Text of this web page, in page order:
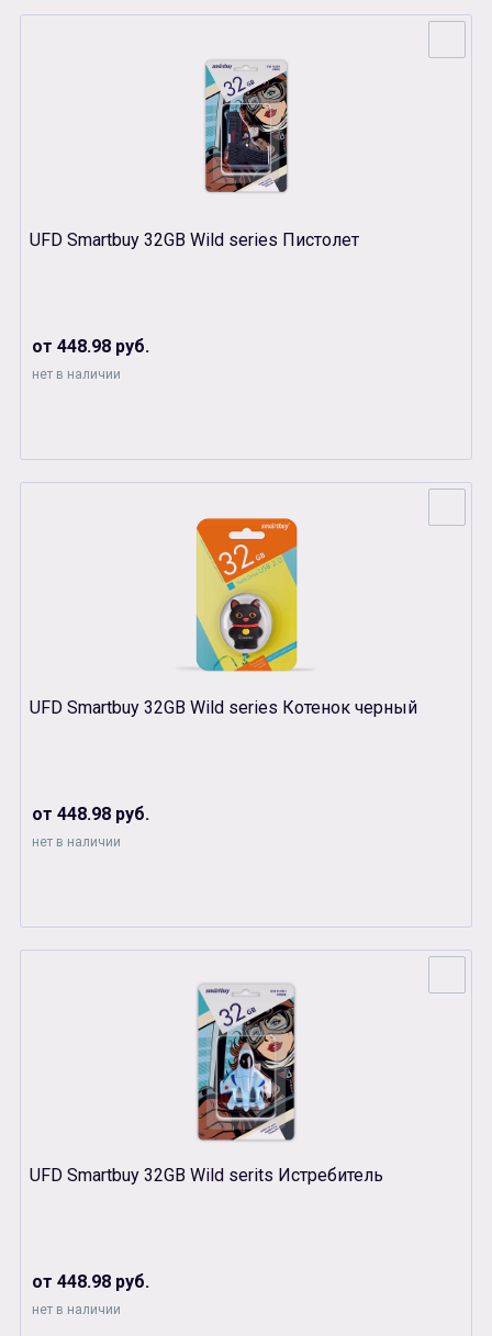
UFD Smartbuy 32GB Wild series Пистолет
от 448.98 руб.
нет в наличии
UFD Smartbuy 32GB Wild series Котенок черный
от 448.98 руб.
нет в наличии
UFD Smartbuy 32GB Wild serits Истребитель
от 448.98 руб.
нет в наличии